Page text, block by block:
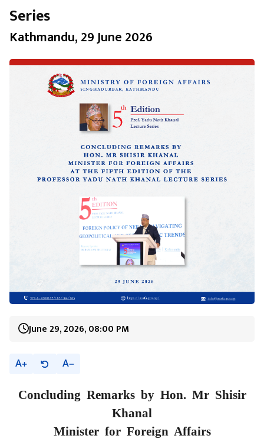
Series
Kathmandu, 29 June 2026
June 29, 2026, 08:00 PM
A A
Concluding Remarks by Hon. Mr Shisir
Khanal
Minister for Foreign Affairs